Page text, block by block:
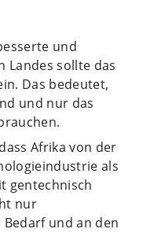
und
Landes sollte das
Das bedeutet,
und nur das
Afrika von der
als
gentechnisch
nur
und an den